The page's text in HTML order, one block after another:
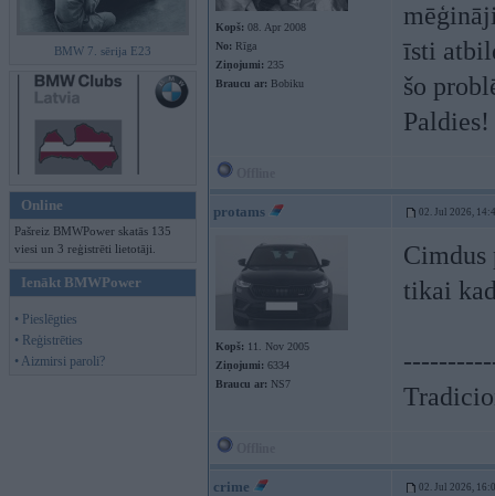
BMW 7. sērija E23
Online
Pašreiz BMWPower skatās 135
viesi un 3 reģistrēti lietotāji.
Ienākt BMWPower
• Pieslēgties
• Reģistrēties
• Aizmirsi paroli?
Kopš: 08. Apr 2008
No: Rīga
Ziņojumi: 235
Braucu ar: Bobiku
īsti
šo
Paldies!
protams 02. Jul 2026,
Kopš: 11. Nov 2005
Ziņojumi: 6334
Braucu ar: NS7
Cimdus
tikai
crime 02. Jul 2026,